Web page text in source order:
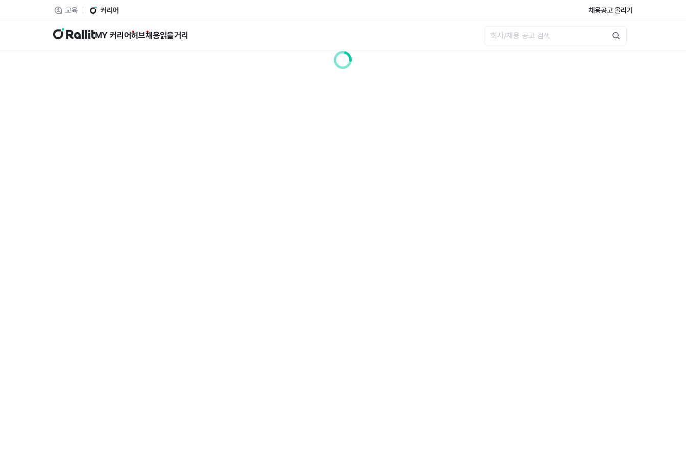
교육 커리어 채용공고 올리기
랠릿 MY 커리어허브채용읽을거리